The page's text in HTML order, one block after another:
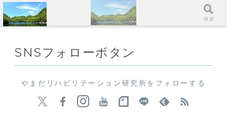
SNSフォローボタン
やまだリハビリテーション研究所をフォローする
メニュー 検索